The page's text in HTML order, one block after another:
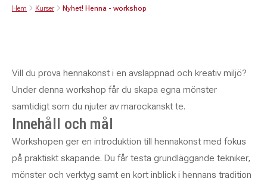
Hem Kurser Nyhet! Henna - workshop
Vill du prova hennakonst i en avslappnad och kreativ miljö?
Under denna workshop får du skapa egna mönster
samtidigt som du njuter av marockanskt te.
Innehåll och mål
Workshopen ger en introduktion till hennakonst med fokus
på praktiskt skapande. Du får testa grundläggande tekniker,
mönster och verktyg samt en kort inblick i hennans tradition